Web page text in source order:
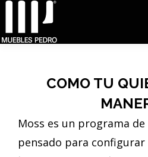
COMO TU
Moss es un programa
pensado para